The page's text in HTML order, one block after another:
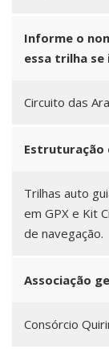
Informe o
essa trilha
Circuito das
Estruturação
Trilhas auto
em GPX e Kit
de navegação.
Associação
Consórcio